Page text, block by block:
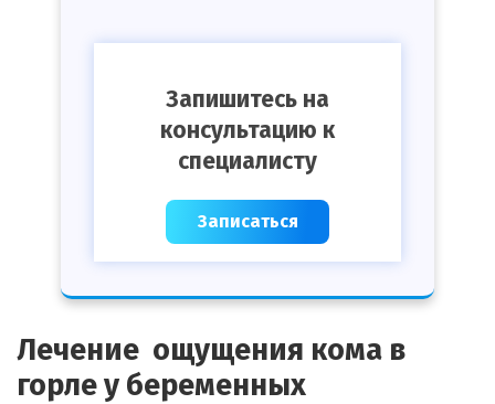
Запишитесь на
консультацию к
специалисту
Записаться
Лечение ощущения кома в
горле у беременных